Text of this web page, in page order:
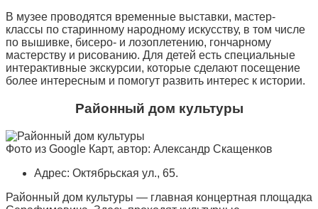
В музее проводятся временные выставки, мастер-
классы по старинному народному искусству, в том числе
по вышивке, бисеро- и лозоплетению, гончарному
мастерству и рисованию. Для детей есть специальные
интерактивные экскурсии, которые сделают посещение
более интересным и помогут развить интерес к истории.
Районный дом культуры
Фото из Google Карт, автор: Александр Скащенков
Адрес: Октябрьская ул., 65.
Районный дом культуры — главная концертная площадка